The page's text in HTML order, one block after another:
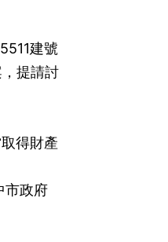
建號
提請討
得財產
市政府